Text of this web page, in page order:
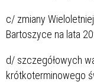
c/ zmiany
Bartoszyce na lata
d/ szczegółowych
krótkoterminowego